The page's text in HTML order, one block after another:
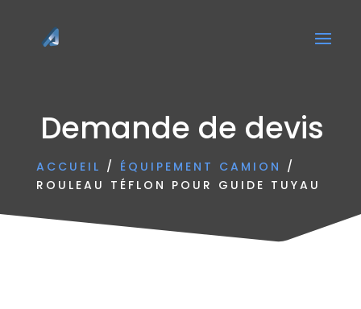
Demande de devis
ACCUEIL / ÉQUIPEMENT CAMION /
ROULEAU TÉFLON POUR GUIDE TUYAU